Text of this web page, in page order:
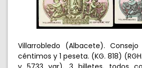
Villarrobledo (Albacete).
céntimos y 1 peseta. (KG. 818)